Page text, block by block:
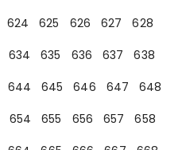
624 625 626 627
628
634 635 636 637
638
644 645 646 647
648
654 655 656 657
658